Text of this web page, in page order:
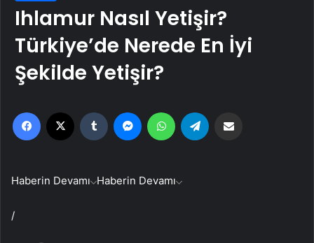
Ihlamur Nasıl Yetişir?
Türkiye’de Nerede En İyi
Şekilde Yetişir?
Facebook Tumblr MessengerWhatsApp
Haberin Devamı Haberin Devamı
/